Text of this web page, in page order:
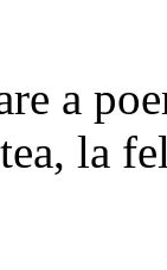
a
la